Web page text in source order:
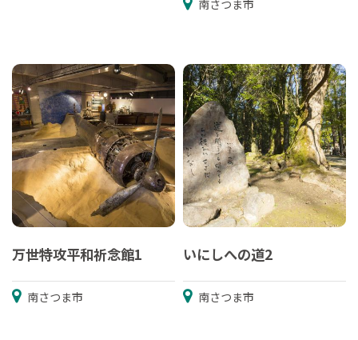
南さつま市
万世特攻平和祈念館1
南さつま市
いにしへの道2
南さつま市